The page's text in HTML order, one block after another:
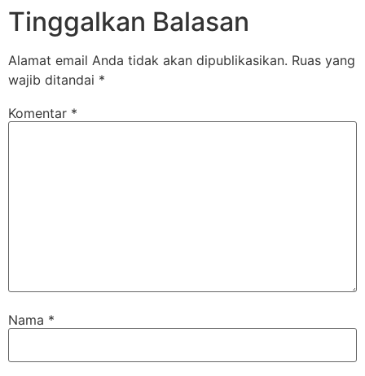
Tinggalkan Balasan
Alamat email Anda tidak akan dipublikasikan. Ruas yang
wajib ditandai *
Komentar *
Nama *